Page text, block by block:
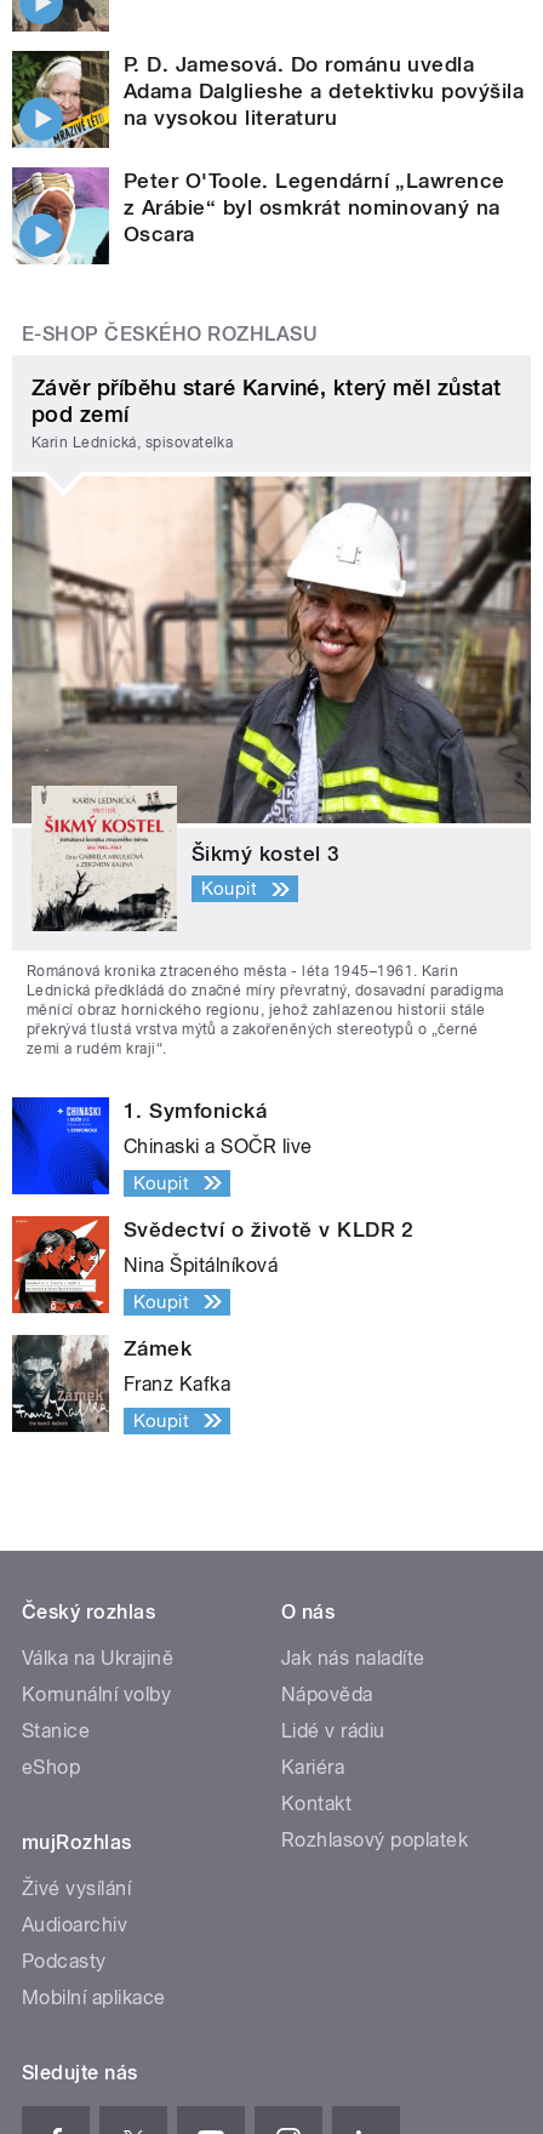
P. D. Jamesová. Do románu uvedla
Adama Dalglieshe a detektivku povýšila
na vysokou literaturu
Peter O'Toole. Legendární „Lawrence
z Arábie“ byl osmkrát nominovaný na
Oscara
E-SHOP ČESKÉHO ROZHLASU
Závěr příběhu staré Karviné, který měl zůstat
pod zemí
Karin Lednická, spisovatelka
Šikmý kostel 3
Koupit
Románová kronika ztraceného města - léta 1945–1961. Karin
Lednická předkládá do značné míry převratný, dosavadní paradigma
měnící obraz hornického regionu, jehož zahlazenou historii stále
překrývá tlustá vrstva mýtů a zakořeněných stereotypů o „černé
zemi a rudém kraji“.
1. Symfonická
Chinaski a SOČR live
Koupit
Svědectví o životě v KLDR 2
Nina Špitálníková
Koupit
Zámek
Franz Kafka
Koupit
Český rozhlas
Válka na Ukrajině
Komunální volby
Stanice
eShop
mujRozhlas
Živé vysílání
Audioarchiv
Podcasty
Mobilní aplikace
O nás
Jak nás naladíte
Nápověda
Lidé v rádiu
Kariéra
Kontakt
Rozhlasový poplatek
Sledujte nás